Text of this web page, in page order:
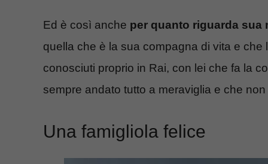
Ed è così anche per quanto riguarda sua
quella che è la sua compagna di vita e
conosciuti proprio in Rai, con lei che fa la
sempre andato tutto a meraviglia e che non
Una famigliola felice